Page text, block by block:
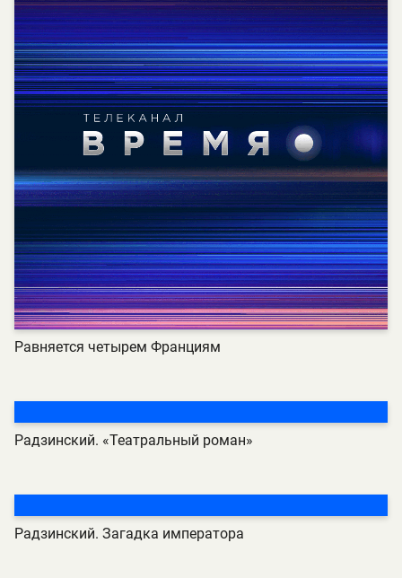
Равняется четырем Франциям
Радзинский. «Театральный роман»
Радзинский. Загадка императора